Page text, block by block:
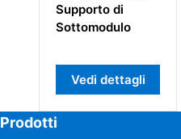
Supporto di
Sottomodulo
Vedi dettagli
Prodotti